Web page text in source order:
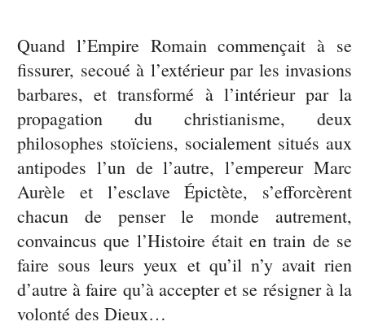
Quand l’Empire Romain commençait à se
fissurer, secoué à l’extérieur par les invasions
barbares, et transformé à l’intérieur par la
propagation du christianisme, deux
philosophes stoïciens, socialement situés aux
antipodes l’un de l’autre, l’empereur Marc
Aurèle et l’esclave Épictète, s’efforcèrent
chacun de penser le monde autrement,
convaincus que l’Histoire était en train de se
faire sous leurs yeux et qu’il n’y avait rien
d’autre à faire qu’à accepter et se résigner à la
volonté des Dieux…